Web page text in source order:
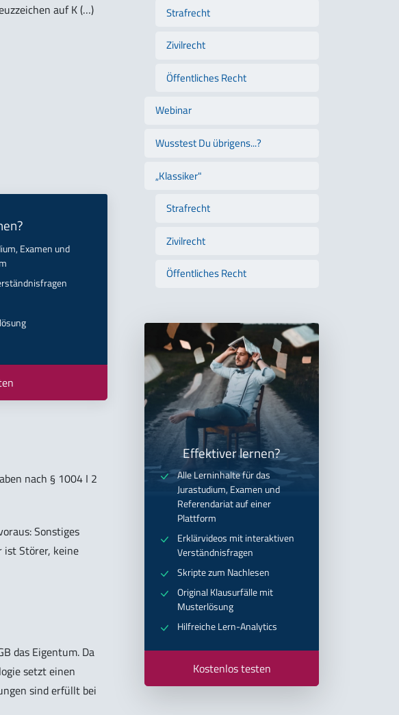
auf K (…)
Examen und
nach § 1004 I 2
Sonstiges
ist Störer, keine
das Eigentum. Da
setzt einen
sind erfüllt bei
Strafrecht
Zivilrecht
Öffentliches Recht
Webinar
Wusstest Du übrigens...?
„Klassiker"
Strafrecht
Zivilrecht
Öffentliches Recht
Effektiver lernen?
Alle Lerninhalte für das
Jurastudium, Examen und
Referendariat auf einer
Plattform
Erklärvideos mit interaktiven
Verständnisfragen
Skripte zum Nachlesen
Original Klausurfälle mit
Musterlösung
Hilfreiche Lern-Analytics
Kostenlos testen